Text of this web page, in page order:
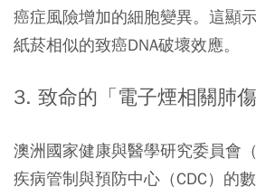
癌症風險增加的細胞變異。這顯
紙菸相似的致癌DNA破壞效應。
3. 致命的「電子煙相關肺
澳洲國家健康與醫學研究委員會
疾病管制與預防中心（CDC）的